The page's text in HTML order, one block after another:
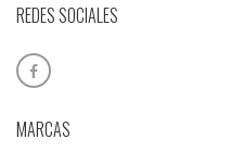
REDES SOCIALES
MARCAS